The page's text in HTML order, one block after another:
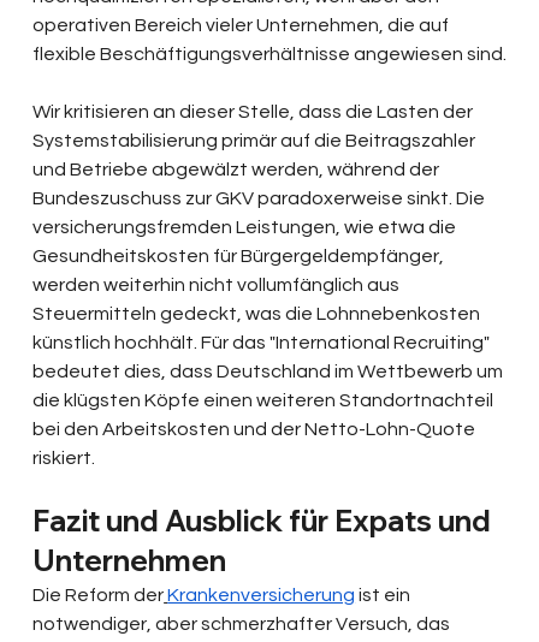
operativen Bereich vieler Unternehmen, die auf
flexible Beschäftigungsverhältnisse angewiesen sind.
Wir kritisieren an dieser Stelle, dass die Lasten der
Systemstabilisierung primär auf die Beitragszahler
und Betriebe abgewälzt werden, während der
Bundeszuschuss zur GKV paradoxerweise sinkt. Die
versicherungsfremden Leistungen, wie etwa die
Gesundheitskosten für Bürgergeldempfänger,
werden weiterhin nicht vollumfänglich aus
Steuermitteln gedeckt, was die Lohnnebenkosten
künstlich hochhält. Für das "International Recruiting"
bedeutet dies, dass Deutschland im Wettbewerb um
die klügsten Köpfe einen weiteren Standortnachteil
bei den Arbeitskosten und der Netto-Lohn-Quote
riskiert.
Fazit und Ausblick für Expats und
Unternehmen
Die Reform derKrankenversicherung ist ein
notwendiger, aber schmerzhafter Versuch, das